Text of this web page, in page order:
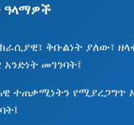
ዓላማዎች
ቅቡልነት ያለው፣
መገንባት፤
ተጠቃሚነትን የሚያረጋግጥ